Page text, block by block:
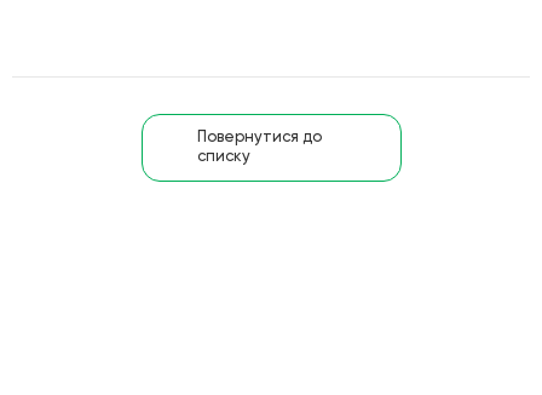
Повернутися до
списку